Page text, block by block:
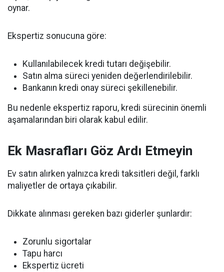
oynar.
Ekspertiz sonucuna göre:
Kullanılabilecek kredi tutarı değişebilir.
Satın alma süreci yeniden değerlendirilebilir.
Bankanın kredi onay süreci şekillenebilir.
Bu nedenle ekspertiz raporu, kredi sürecinin önemli
aşamalarından biri olarak kabul edilir.
Ek Masrafları Göz Ardı Etmeyin
Ev satın alırken yalnızca kredi taksitleri değil, farklı
maliyetler de ortaya çıkabilir.
Dikkate alınması gereken bazı giderler şunlardır:
Zorunlu sigortalar
Tapu harcı
Ekspertiz ücreti